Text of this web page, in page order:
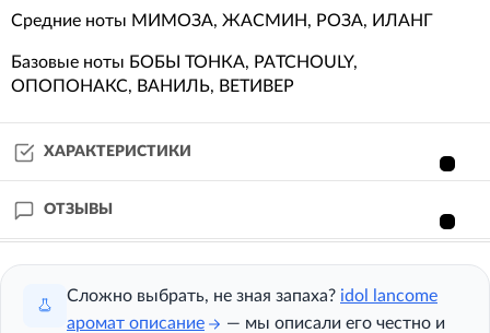
Средние ноты МИМОЗА, ЖАСМИН, РОЗА, ИЛАНГ
Базовые ноты БОБЫ ТОНКА, PATCHOULY,
ОПОПОНАКС, ВАНИЛЬ, ВЕТИВЕР
ХАРАКТЕРИСТИКИ
ОТЗЫВЫ
Сложно выбрать, не зная запаха? idol lancome
аромат описание
— мы описали его честно и